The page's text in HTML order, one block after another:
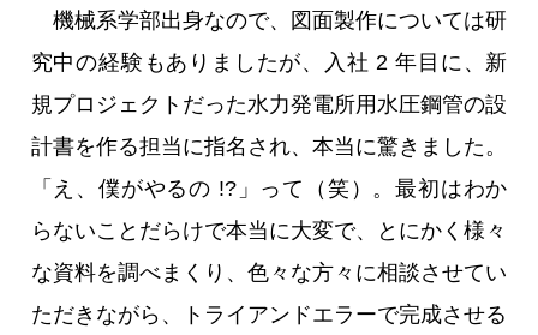
機械系学部出身なので、図面製作については研
究中の経験もありましたが、入社 2 年目に、新
規プロジェクトだった水力発電所用水圧鋼管の設
計書を作る担当に指名され、本当に驚きました。
「え、僕がやるの !?」って（笑）。最初はわか
らないことだらけで本当に大変で、とにかく様々
な資料を調べまくり、色々な方々に相談させてい
ただきながら、トライアンドエラーで完成させる